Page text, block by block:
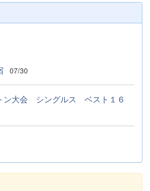
07/30
ン大会 シングルス ベスト１６